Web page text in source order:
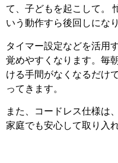
て、子どもを起こして。
いう動作すら後回しにな
タイマー設定などを活用
覚めやすくなります。毎
ける手間がなくなるだけ
ってきます。
また、コードレス仕様は
家庭でも安心して取り入